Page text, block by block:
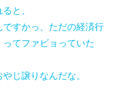
と、
ですかっ、ただの経済行
てファビョっていた
じ譲りなんだな。